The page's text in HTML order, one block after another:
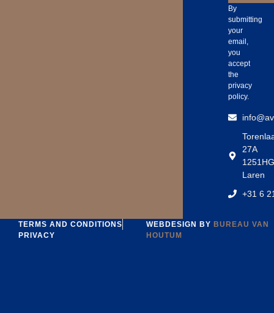
By
submitting
your
email,
you
accept
the
privacy
policy.
27A
1251HG
Laren
‪+31 6
TERMS AND CONDITIONS
PRIVACY
WEBDESIGN BY BUREAU VAN
HOUTUM